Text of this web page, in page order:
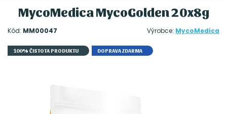
MycoMedica MycoGolden 20x8g
Kód: MM00047 Výrobce: MycoMedica
100% ČISTOTA PRODUKTU DOPRAVA ZDARMA